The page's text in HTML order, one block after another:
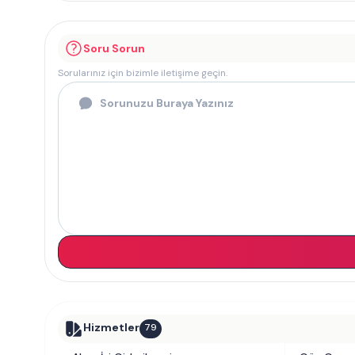
Soru Sorun
Sorularınız için bizimle iletişime geçin.
Hizmetler 79